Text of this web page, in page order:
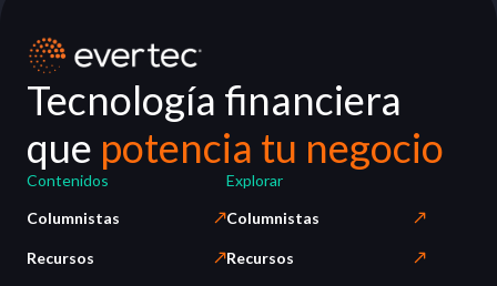
Tecnología financiera
que potencia tu negocio
Contenidos
Columnistas
Recursos
Explorar
Columnistas
Recursos